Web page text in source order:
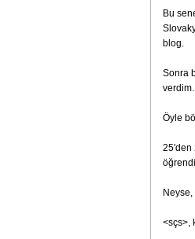
Bu
blog.
Sonra
verdim.
Öyle
25'den
<sçs>,